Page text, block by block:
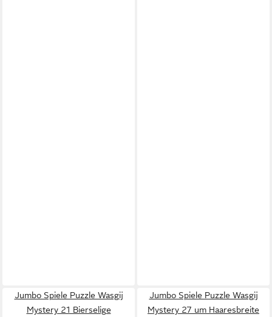
Jumbo Spiele Puzzle Wasgij
Mystery 21 Bierselige
Jumbo Spiele Puzzle Wasgij
Mystery 27 um Haaresbreite